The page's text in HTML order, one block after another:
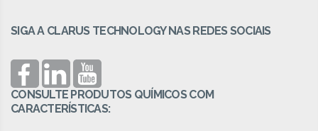
SIGA A CLARUS TECHNOLOGY NAS REDES SOCIAIS
CONSULTE PRODUTOS QUÍMICOS COM
CARACTERÍSTICAS: